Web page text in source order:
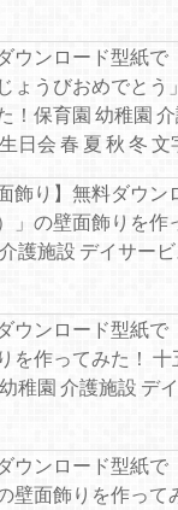
ウンロード型紙で
ょうびおめでとう
！保育園 幼稚園
日会 春 夏 秋 冬 文
面飾り】無料ダウ
）」の壁面飾りを
護施設 デイサー
ウンロード型紙で
を作ってみた！ 十
稚園 介護施設 デ
ウンロード型紙で
壁面飾りを作って